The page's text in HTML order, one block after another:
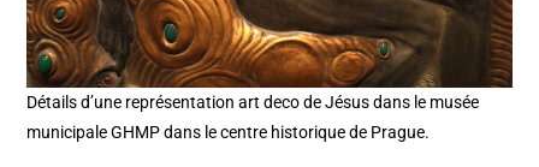
Détails d’une représentation art deco de Jésus dans le musée
municipale GHMP dans le centre historique de Prague.